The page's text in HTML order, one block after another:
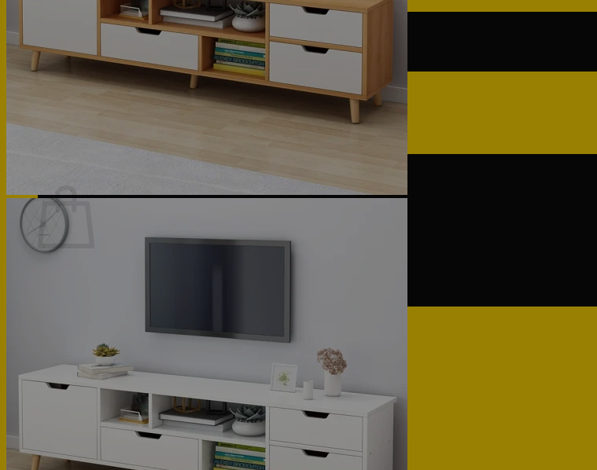
Phòng bếp
Phòng ngủ
Hotline: 0947 323438
Hotline: 0947 323438